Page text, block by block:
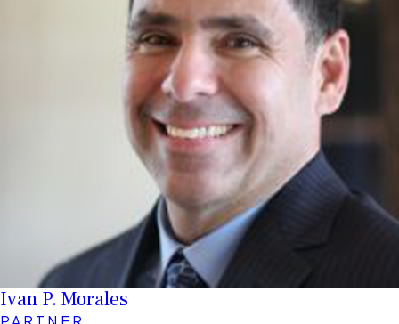
Ivan P. Morales